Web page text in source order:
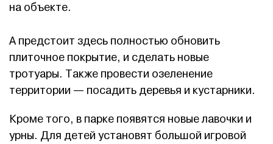
на объекте.
А предстоит здесь полностью обновить
плиточное покрытие, и сделать новые
тротуары. Также провести озеленение
территории — посадить деревья и кустарники.
Кроме того, в парке появятся новые лавочки и
урны. Для детей установят большой игровой